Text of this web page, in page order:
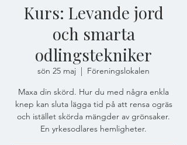
Kurs: Levande jord
och smarta
odlingstekniker
sön 25 maj
  |
Föreningslokalen
Maxa din skörd. Hur du med några enkla
knep kan sluta lägga tid på att rensa ogräs
och istället skörda mängder av grönsaker.
En yrkesodlares hemligheter.